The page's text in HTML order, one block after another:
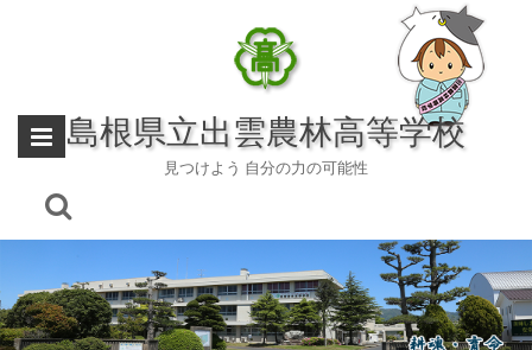
島根県立出雲農林高等学校
見つけよう 自分の力の可能性